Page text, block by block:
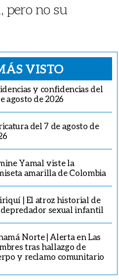
pero no su
VISTO
y confidencias del
agosto de 2026
del 7 de agosto de
Yamal viste la
amarilla de Colombia
| El atroz historial de
sexual infantil
Norte | Alerta en Las
tras hallazgo de
y reclamo comunitario